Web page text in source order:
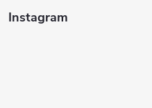
Instagram